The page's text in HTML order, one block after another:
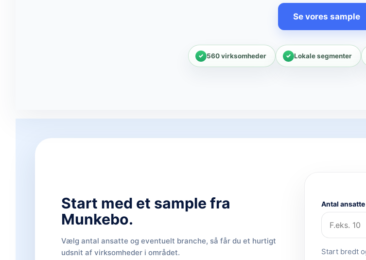
Se vores sample
560 virksomheder Lokale segmenter
Start med et sample fra
Munkebo.
Vælg antal ansatte og eventuelt branche, så får du et hurtigt
udsnit af virksomheder i området.
Antal ansatte
Start bredt